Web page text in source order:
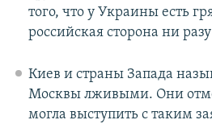
того, что у Украины есть
российская сторона ни
Киев и страны Запада
Москвы лживыми. Они
могла выступить с таким